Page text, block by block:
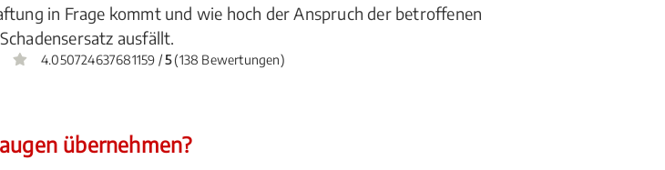
in Frage kommt und wie hoch der Anspruch der betroffenen
ausfällt.
4.050724637681159 /5(138 Bewertungen)
übernehmen?